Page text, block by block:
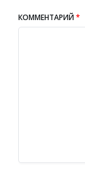
КОММЕНТАРИЙ*